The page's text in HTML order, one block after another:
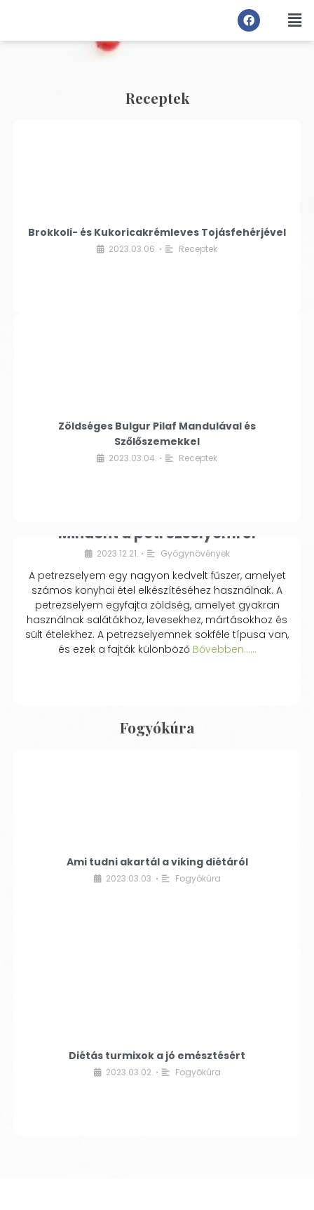
Receptek
Brokkoli- és Kukoricakrémleves Tojásfehérjével
2023.03.06. • Receptek
Zöldséges Bulgur Pilaf Mandulával és
Szőlőszemekkel
2023.03.04. • Receptek
Mindent a petrezselyemről
2023.12.21. • Gyógynövények
A petrezselyem egy nagyon kedvelt fűszer, amelyet
számos konyhai étel elkészítéséhez használnak. A
petrezselyem egyfajta zöldség, amelyet gyakran
használnak salátákhoz, levesekhez, mártásokhoz és
sült ételekhez. A petrezselyemnek sokféle típusa van,
és ezek a fajták különbözőBővebben...…
Fogyókúra
Ami tudni akartál a viking diétáról
2023.03.03. • Fogyókúra
Diétás turmixok a jó emésztésért
2023.03.02. • Fogyókúra